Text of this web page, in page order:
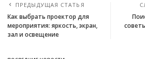
ПРЕДЫДУЩАЯ СТАТЬЯ
Как выбрать проектор для
мероприятия: яркость, экран,
зал и освещение